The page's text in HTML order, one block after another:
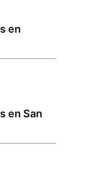
en
en San